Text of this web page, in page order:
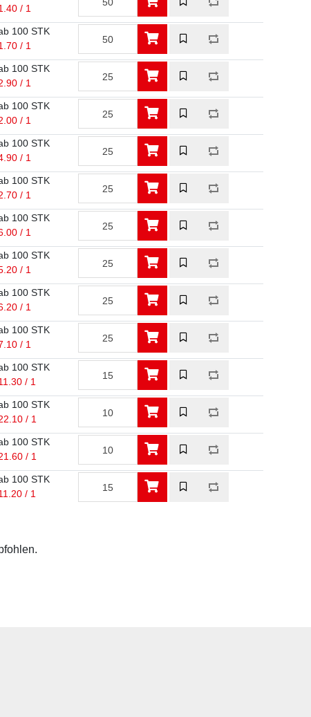
/ 1
100 STK
/ 1
100 STK
/ 1
100 STK
/ 1
100 STK
/ 1
100 STK
/ 1
100 STK
/ 1
100 STK
/ 1
100 STK
/ 1
100 STK
/ 1
100 STK
/ 1
100 STK
/ 1
100 STK
/ 1
100 STK
/ 1